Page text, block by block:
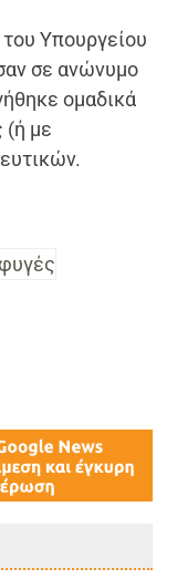
Υπουργείου
σε ανώνυμο
ομαδικά
(ή με